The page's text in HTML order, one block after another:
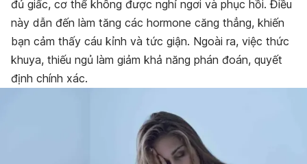
đủ giấc, cơ thể không được nghỉ ngơi và phục hồi. Điều
này dẫn đến làm tăng các hormone căng thẳng, khiến
bạn cảm thấy cáu kỉnh và tức giận. Ngoài ra, việc thức
khuya, thiếu ngủ làm giảm khả năng phán đoán, quyết
định chính xác.